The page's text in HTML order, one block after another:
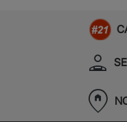
person_apron
home_pin